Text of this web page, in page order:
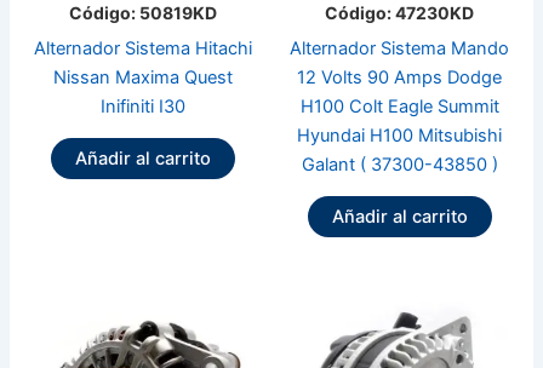
Código: 50819KD
Alternador Sistema Hitachi
Nissan Maxima Quest
Inifiniti I30
Añadir al carrito
Código: 47230KD
Alternador Sistema Mando
12 Volts 90 Amps Dodge
H100 Colt Eagle Summit
Hyundai H100 Mitsubishi
Galant ( 37300-43850 )
Añadir al carrito